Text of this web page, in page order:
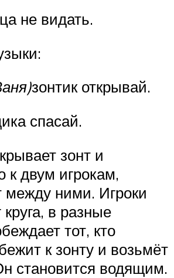
не видать.
зонтик открывай.
спасай.
зонт и
к двум игрокам,
между ними. Игроки
круга, в разные
тот, кто
к зонту и возьмёт
становится водящим.